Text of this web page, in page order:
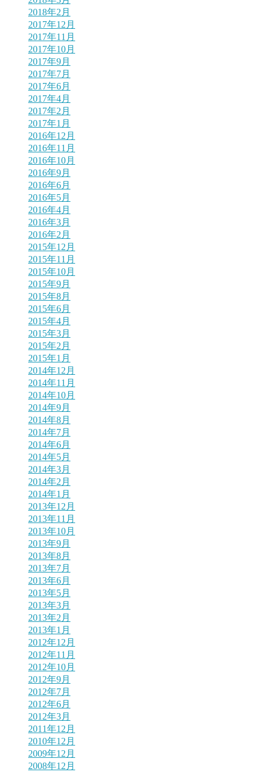
2018年2月
2017年12月
2017年11月
2017年10月
2017年9月
2017年7月
2017年6月
2017年4月
2017年2月
2017年1月
2016年12月
2016年11月
2016年10月
2016年9月
2016年6月
2016年5月
2016年4月
2016年3月
2016年2月
2015年12月
2015年11月
2015年10月
2015年9月
2015年8月
2015年6月
2015年4月
2015年3月
2015年2月
2015年1月
2014年12月
2014年11月
2014年10月
2014年9月
2014年8月
2014年7月
2014年6月
2014年5月
2014年3月
2014年2月
2014年1月
2013年12月
2013年11月
2013年10月
2013年9月
2013年8月
2013年7月
2013年6月
2013年5月
2013年3月
2013年2月
2013年1月
2012年12月
2012年11月
2012年10月
2012年9月
2012年7月
2012年6月
2012年3月
2011年12月
2010年12月
2009年12月
2008年12月